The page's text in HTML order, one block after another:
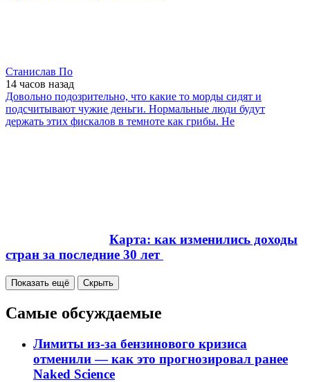
Станислав По
14 часов назад
Довольно подозрительно, что какие то морды сидят и
подсчитывают чужие деньги. Нормальные люди будут
держать этих фискалов в темноте как грибы. Не
Карта: как изменились доходы
стран за последние 30 лет
Показать ещё Скрыть
Самые обсуждаемые
Лимиты из-за бензинового кризиса
отменили — как это прогнозировал ранее
Naked Science